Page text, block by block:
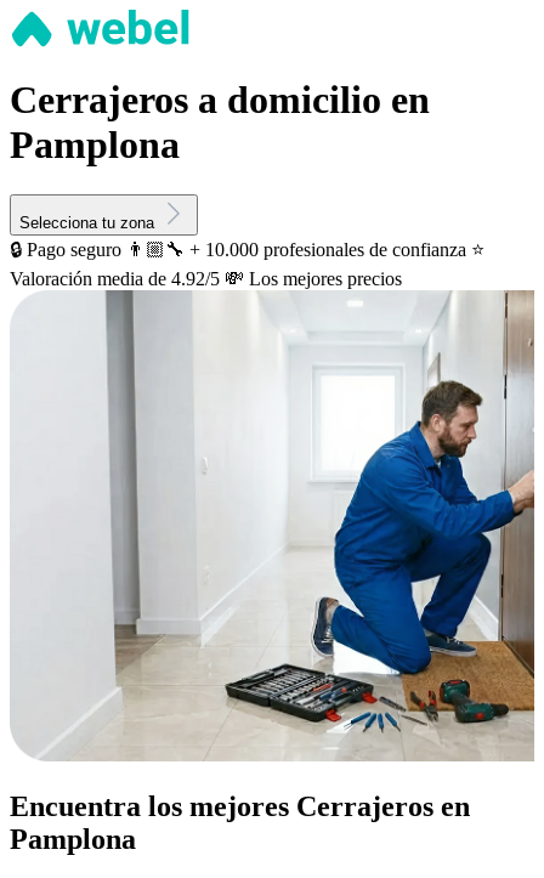
Cerrajeros a domicilio en
Pamplona
Selecciona tu zona
🔒 Pago seguro 👨🏼‍🔧 + 10.000 profesionales de confianza ⭐️
Valoración media de 4.92/5 💸 Los mejores precios
Encuentra los mejores Cerrajeros en
Pamplona